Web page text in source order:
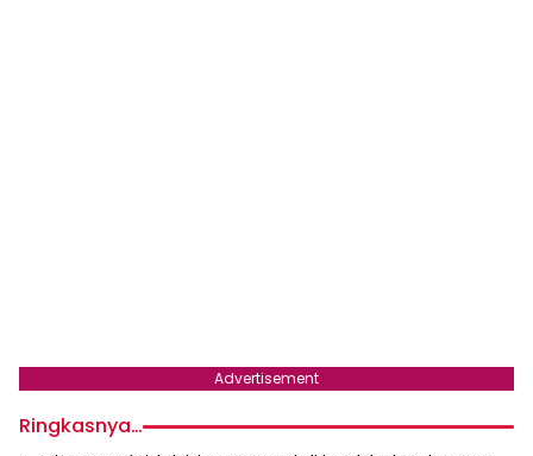
Advertisement
Ringkasnya…